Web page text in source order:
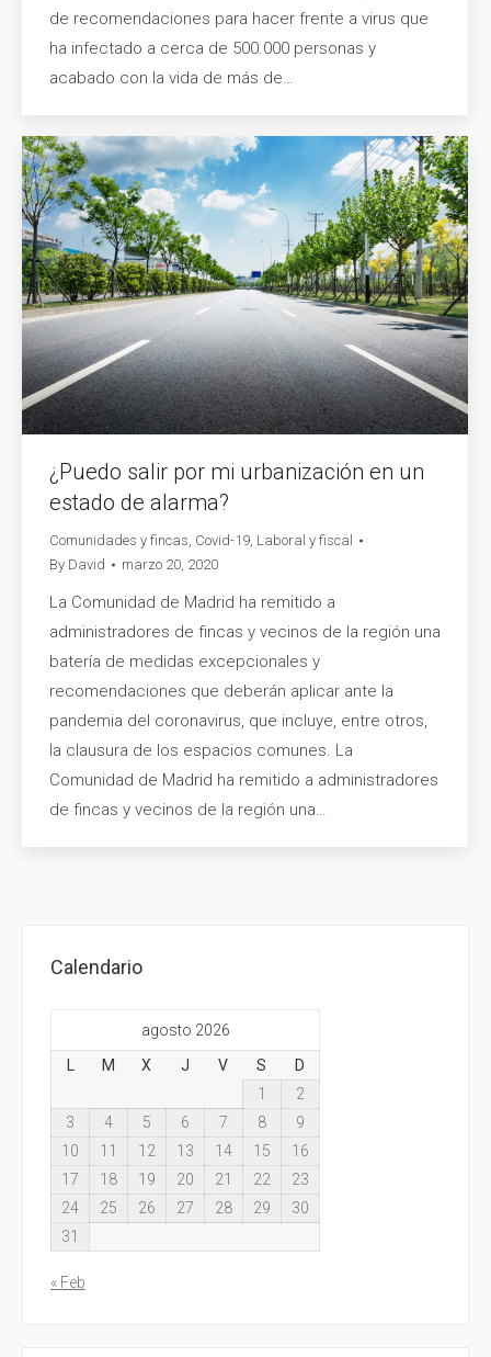
de recomendaciones para hacer frente a virus que
ha infectado a cerca de 500.000 personas y
acabado con la vida de más de…
¿Puedo salir por mi urbanización en un
estado de alarma?
Comunidades y fincas Covid-19 Laboral y fiscal
By David marzo 20, 2020
La Comunidad de Madrid ha remitido a
administradores de fincas y vecinos de la región una
batería de medidas excepcionales y
recomendaciones que deberán aplicar ante la
pandemia del coronavirus, que incluye, entre otros,
la clausura de los espacios comunes. La
Comunidad de Madrid ha remitido a administradores
de fincas y vecinos de la región una…
Calendario
agosto 2026
L
M X J V S
D
1
2
3
4 5 6 7 8
9
10
11 12 13 14 15
16
17
18 19 20 21 22
23
24
25 26 27 28 29
30
31
« Feb